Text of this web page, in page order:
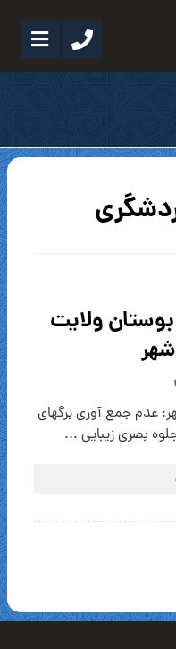
ولایت
عدم جمع آوری برگهای
بصری زیبایی ...